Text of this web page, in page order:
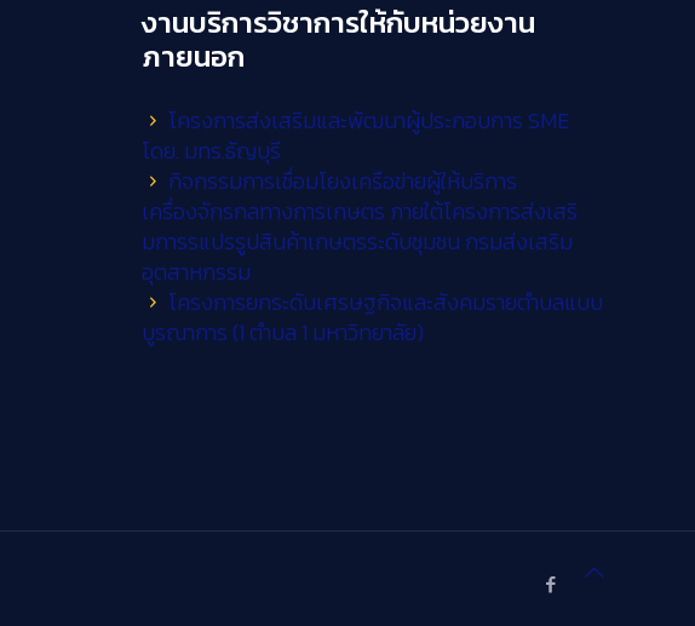
งานบริการวิชาการให้กับหน่วยงาน
ภายนอก
โครงการส่งเสริมและพัฒนาผู้ประกอบการ SME
โดย. มทร.ธัญบุรี
กิจกรรมการเชื่อมโยงเครือข่ายผู้ให้บริการ
เครื่องจักรกลทางการเกษตร ภายใต้โครงการส่งเสริ
มการรแปรรูปสินค้าเกษตรระดับชุมชน กรมส่งเสริม
อุตสาหกรรม
โครงการยกระดับเศรษฐกิจและสังคมรายตำบลแบบ
บูรณาการ (1 ตำบล 1 มหาวิทยาลัย)